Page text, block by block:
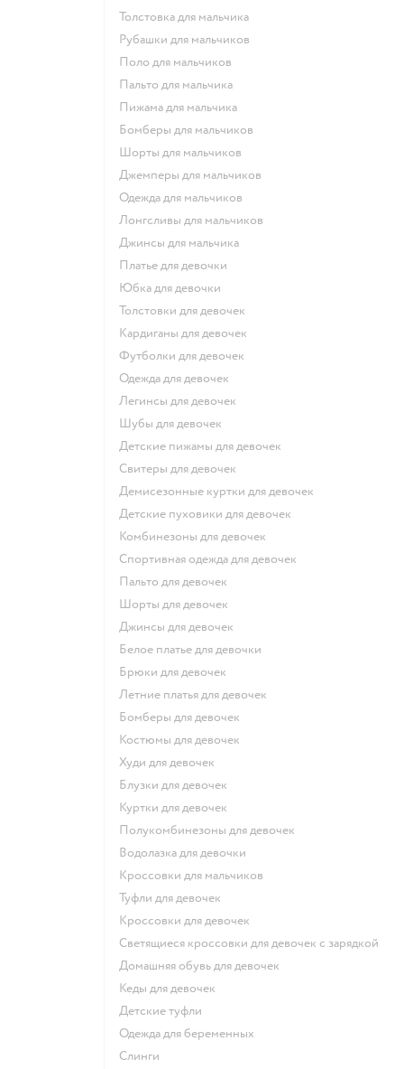
Толстовка для мальчика
Рубашки для мальчиков
Поло для мальчиков
Пальто для мальчика
Пижама для мальчика
Бомберы для мальчиков
Шорты для мальчиков
Джемперы для мальчиков
Одежда для мальчиков
Лонгсливы для мальчиков
Джинсы для мальчика
Платье для девочки
Юбка для девочки
Толстовки для девочек
Кардиганы для девочек
Футболки для девочек
Одежда для девочек
Легинсы для девочек
Шубы для девочек
Детские пижамы для девочек
Свитеры для девочек
Демисезонные куртки для девочек
Детские пуховики для девочек
Комбинезоны для девочек
Спортивная одежда для девочек
Пальто для девочек
Шорты для девочек
Джинсы для девочек
Белое платье для девочки
Брюки для девочек
Летние платья для девочек
Бомберы для девочек
Костюмы для девочек
Худи для девочек
Блузки для девочек
Куртки для девочек
Полукомбинезоны для девочек
Водолазка для девочки
Кроссовки для мальчиков
Туфли для девочек
Кроссовки для девочек
Светящиеся кроссовки для девочек с зарядкой
Домашняя обувь для девочек
Кеды для девочек
Детские туфли
Одежда для беременных
Слинги